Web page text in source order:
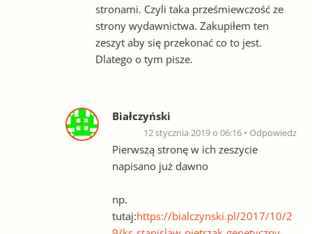
stronami. Czyli taka prześmiewczość ze
strony wydawnictwa. Zakupiłem ten
zeszyt aby się przekonać co to jest.
Dlatego o tym pisze.
Białczyński
12 stycznia 2019 o 06:16 Odpowiedz
Pierwszą stronę w ich zeszycie
napisano już dawno
np.
tutaj:https://bialczynski.pl/2017/10/2